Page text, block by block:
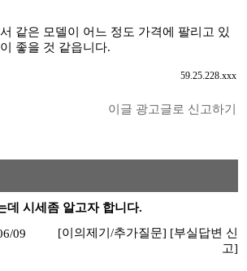
같은 모델이 어느 정도 가격에 팔리고 있
좋을 것 같읍니다.
59.25.228.xxx
이글 광고글로 신고하기
데 시세좀 알고자 합니다.
09
[이의제기/추가질문] [부실답변 신
고]